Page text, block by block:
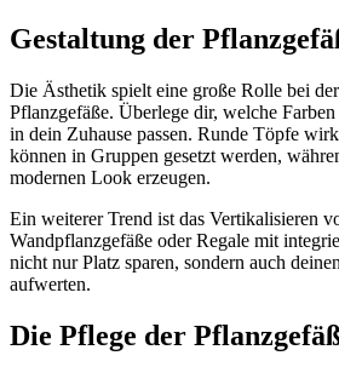
Gestaltung der
Die Ästhetik spielt eine große Rolle bei
Pflanzgefäße. Überlege dir, welche
in dein Zuhause passen. Runde Töpfe
können in Gruppen gesetzt werden,
modernen Look erzeugen.
Ein weiterer Trend ist das Vertikalisieren
Wandpflanzgefäße oder Regale mit
nicht nur Platz sparen, sondern auch
aufwerten.
Die Pflege der